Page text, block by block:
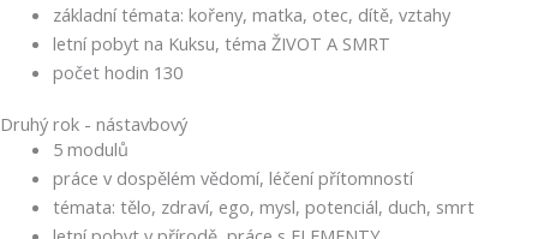
základní témata: kořeny, matka, otec, dítě, vztahy
letní pobyt na Kuksu, téma ŽIVOT A SMRT
počet hodin 130
Druhý rok - nástavbový
5 modulů
práce v dospělém vědomí, léčení přítomností
témata: tělo, zdraví, ego, mysl, potenciál, duch, smrt